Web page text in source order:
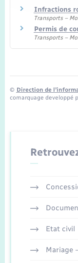
Infractions
Transports –
Permis de
Transports –
© Direction de
comarquage developpé
Etat civil
Mariage